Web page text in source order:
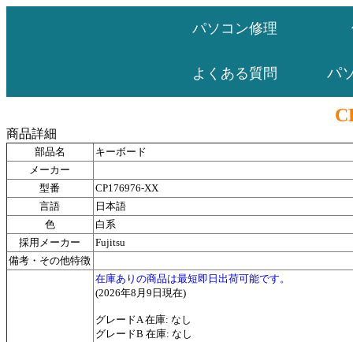
パソコン修理
よくある質問 パ
商品詳細
部品名
キーボード
メーカー
型番
CP176976-XX
言語
日本語
色
白系
採用メーカー
Fujitsu
備考・その他特徴
在庫ありの商品は最短即日出荷可能です。
(2026年8月9日現在)
グレードA 在庫: なし
グレードB 在庫: なし